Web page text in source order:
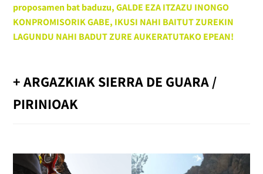
proposamen bat baduzu, GALDE EZA ITZAZU INONGO
KONPROMISORIK GABE, IKUSI NAHI BAITUT ZUREKIN
LAGUNDU NAHI BADUT ZURE AUKERATUTAKO EPEAN!
+ ARGAZKIAK SIERRA DE GUARA /
PIRINIOAK